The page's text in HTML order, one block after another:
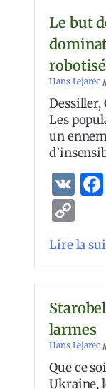
Le but
Hans Lejarec
Les
un
VK
Lire la
larmes
Hans Lejarec
Que ce
Ukraine,